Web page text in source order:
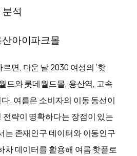
석
르면, 더운 날 2030 여성의 ‘핫
드와 롯데월드몰, 용산역, 고속
. 여름은 소비자의 이동 동선이
략이 명확하다는 장점이 있는
는 존재인구 데이터와 이동인구
차 데이터를 활용해 여름 핫플로